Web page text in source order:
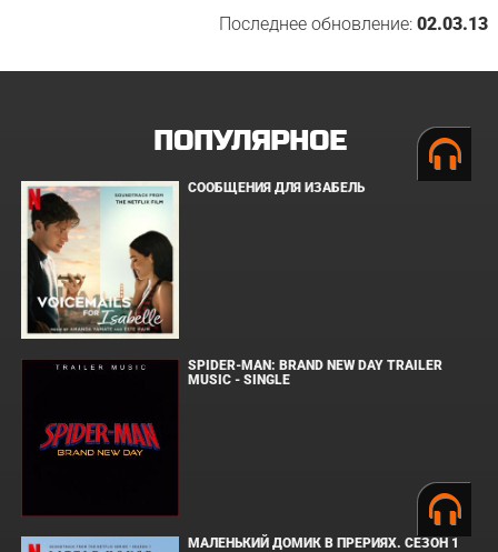
Последнее обновление:02.03.13
ПОПУЛЯРНОЕ
СООБЩЕНИЯ ДЛЯ ИЗАБЕЛЬ
SPIDER-MAN: BRAND NEW DAY TRAILER
MUSIC - SINGLE
МАЛЕНЬКИЙ ДОМИК В ПРЕРИЯХ. СЕЗОН 1